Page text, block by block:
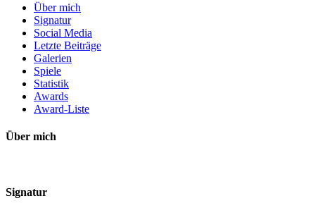
Über mich
Signatur
Social Media
Letzte Beiträge
Galerien
Spiele
Statistik
Awards
Award-Liste
Über mich
Signatur